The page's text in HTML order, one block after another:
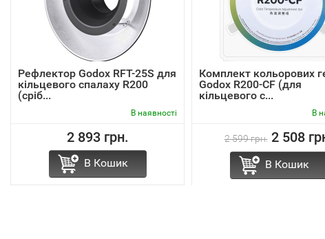
Рефлектор Godox RFT-25S для
кільцевого спалаху R200
(сріб...
В наявності
2 893 грн.
В Кошик
Комплект кольорових
Godox R200-CF (для
кільцевого с...
В
2 599 грн. 2 508
В Кошик